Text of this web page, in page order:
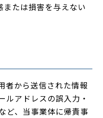
たは損害を与えない
者から送信された情報
ルアドレスの誤入力・
ど、当事業体に帰責事